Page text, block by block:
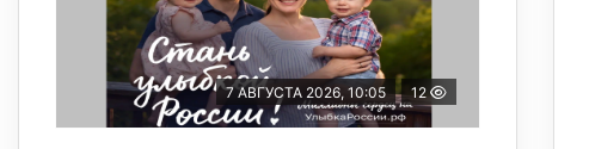
7 АВГУСТА 2026, 10:05 12